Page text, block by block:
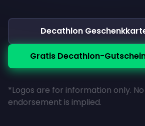
Decathlon
Gratis Decathlon-
*Logos are for information only.
endorsement is implied.